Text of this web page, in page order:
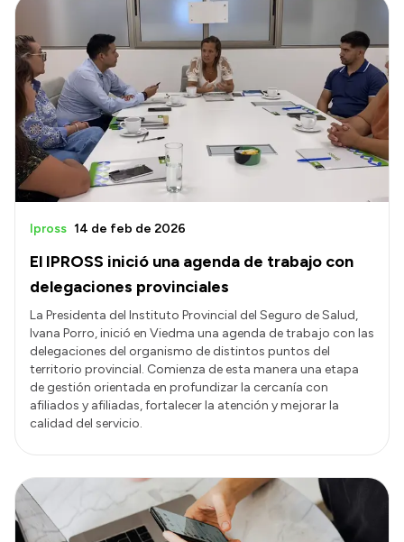
El IPROSS inició una agenda de trabajo con
delegaciones provinciales
Ipross 14 de feb de 2026
La Presidenta del Instituto Provincial del Seguro de Salud,
Ivana Porro, inició en Viedma una agenda de trabajo con las
delegaciones del organismo de distintos puntos del
territorio provincial. Comienza de esta manera una etapa
de gestión orientada en profundizar la cercanía con
afiliados y afiliadas, fortalecer la atención y mejorar la
calidad del servicio.